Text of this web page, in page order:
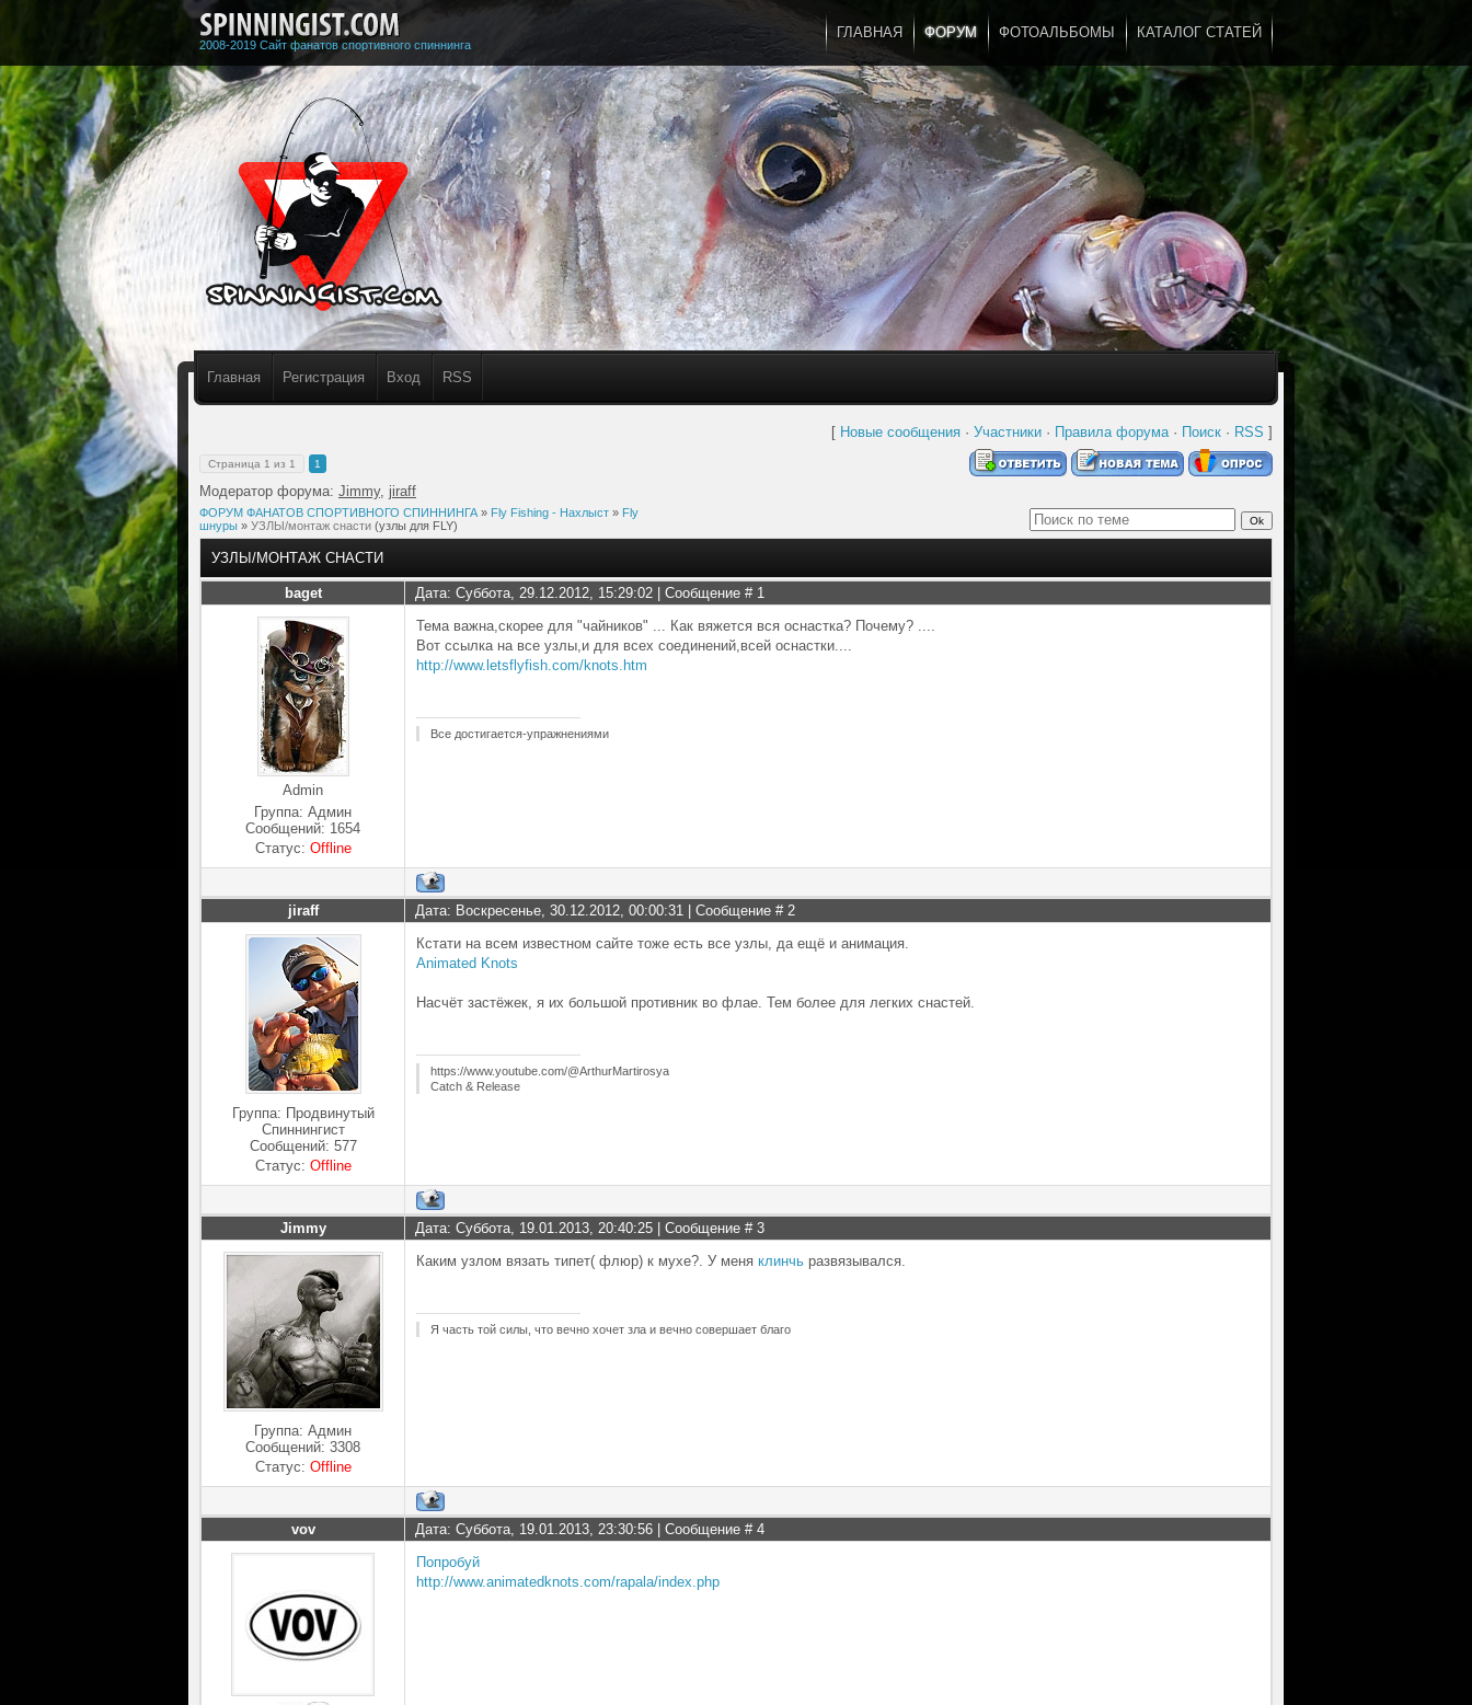
2008-2019 Сайт фанатов спортивного спиннинга
ГЛАВНАЯ ФОРУМ ФОТОАЛЬБОМЫ КАТАЛОГ СТАТЕЙ
Главная Регистрация Вход RSS
...
[ Новые сообщения · Участники · Правила форума· Поиск · RSS ]
Страница 1 из 1 1
Модератор форума: Jimmy, jiraff
ФОРУМ ФАНАТОВ СПОРТИВНОГО СПИННИНГА » Fly Fishing - Нахлыст » Fly
шнуры » УЗЛЫ/монтаж снасти (узлы для FLY)
УЗЛЫ/МОНТАЖ СНАСТИ
baget Дата: Суббота, 29.12.2012, 15:29:02 | Сообщение # 1
Admin
Группа: Админ
Сообщений: 1654
Статус: Offline
Тема важна,скорее для "чайников" ... Как вяжется вся оснастка? Почему? ....
Вот ссылка на все узлы,и для всех соединений,всей оснастки....
http://www.letsflyfish.com/knots.htm
Все достигается-упражнениями
jiraff Дата: Воскресенье, 30.12.2012, 00:00:31 | Сообщение # 2
Группа: Продвинутый
Спиннингист
Сообщений: 577
Статус: Offline
Кстати на всем известном сайте тоже есть все узлы, да ещё и анимация.
Animated Knots
Насчёт застёжек, я их большой противник во флае. Тем более для легких снастей.
https://www.youtube.com/@ArthurMartirosya
Catch & Release
Jimmy Дата: Суббота, 19.01.2013, 20:40:25 | Сообщение # 3
Группа: Админ
Сообщений: 3308
Статус: Offline
Каким узлом вязать типет( флюр) к мухе?. У меня клинчь развязывался.
Я часть той силы, что вечно хочет зла и вечно совершает благо
vov Дата: Суббота, 19.01.2013, 23:30:56 | Сообщение # 4
Попробуй
http://www.animatedknots.com/rapala/index.php